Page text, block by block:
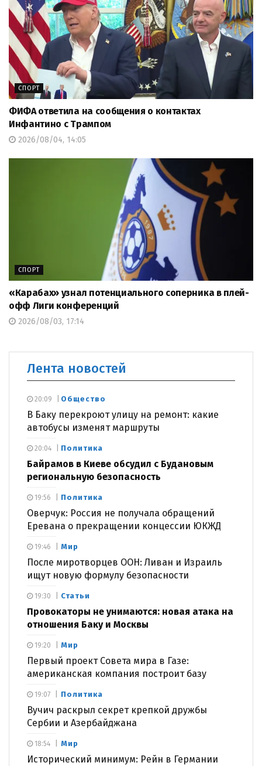
СПОРТ
ФИФА ответила на сообщения о контактах
Инфантино с Трампом
2026/08/04, 14:05
СПОРТ
«Карабах» узнал потенциального соперника в плей-
офф Лиги конференций
2026/08/03, 17:14
Лента новостей
Общество
В Баку перекроют улицу на ремонт: какие
автобусы изменят маршруты
20:09
Политика
Байрамов в Киеве обсудил с Будановым
региональную безопасность
20:04
Политика
Оверчук: Россия не получала обращений
Еревана о прекращении концессии ЮКЖД
19:56
Мир
После миротворцев ООН: Ливан и Израиль
ищут новую формулу безопасности
19:46
Статьи
Провокаторы не унимаются: новая атака на
отношения Баку и Москвы
19:30
Мир
Первый проект Совета мира в Газе:
американская компания построит базу
19:20
Политика
Вучич раскрыл секрет крепкой дружбы
Сербии и Азербайджана
19:07
Мир
Исторический минимум: Рейн в Германии
18:54